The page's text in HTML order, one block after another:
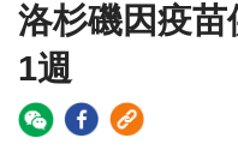
洛杉磯因疫
1週